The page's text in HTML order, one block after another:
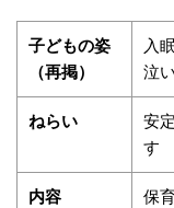
子どもの姿
（再掲）
入
泣
ねらい
安
す
内容
保